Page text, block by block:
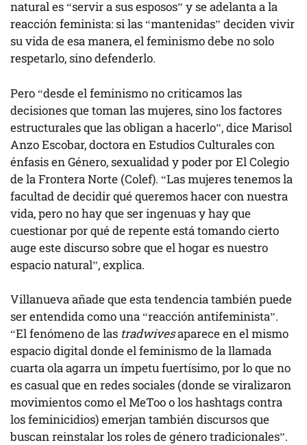
natural es “servir a sus esposos” y se adelanta a la
reacción feminista: si las “mantenidas” deciden vivir
su vida de esa manera, el feminismo debe no solo
respetarlo, sino defenderlo.
Pero “desde el feminismo no criticamos las
decisiones que toman las mujeres, sino los factores
estructurales que las obligan a hacerlo”, dice Marisol
Anzo Escobar, doctora en Estudios Culturales con
énfasis en Género, sexualidad y poder por El Colegio
de la Frontera Norte (Colef). “Las mujeres tenemos la
facultad de decidir qué queremos hacer con nuestra
vida, pero no hay que ser ingenuas y hay que
cuestionar por qué de repente está tomando cierto
auge este discurso sobre que el hogar es nuestro
espacio natural”, explica.
Villanueva añade que esta tendencia también puede
ser entendida como una “reacción antifeminista”.
“El fenómeno de las tradwivesaparece en el mismo
espacio digital donde el feminismo de la llamada
cuarta ola agarra un ímpetu fuertísimo, por lo que no
es casual que en redes sociales (donde se viralizaron
movimientos como el MeToo o los hashtags contra
los feminicidios) emerjan también discursos que
buscan reinstalar los roles de género tradicionales”.